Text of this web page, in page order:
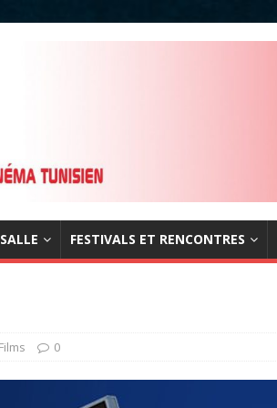
FESTIVALS ET RENCONTRES
Films 0